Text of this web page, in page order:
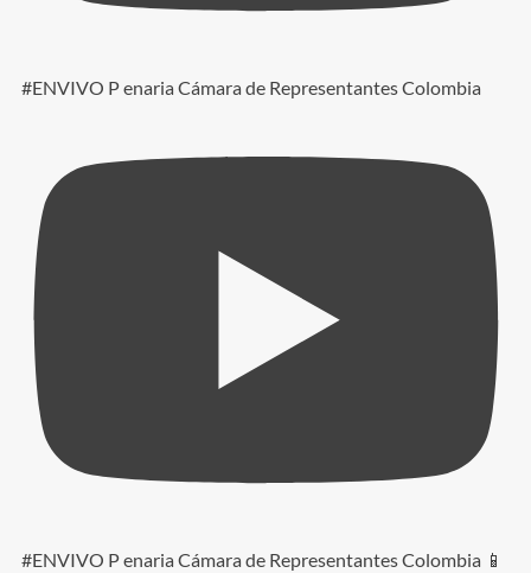
#ENVIVO P enaria Cámara de Representantes Colombia
#ENVIVO P enaria Cámara de Representantes Colombia 📱